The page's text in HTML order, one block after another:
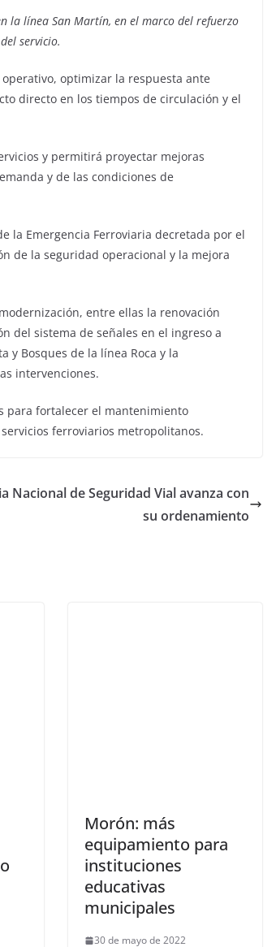
la línea San Martín, en el marco del refuerzo
servicio.
optimizar la respuesta ante
directo en los tiempos de circulación y el
y permitirá proyectar mejoras
y de las condiciones de
la Emergencia Ferroviaria decretada por el
de la seguridad operacional y la mejora
entre ellas la renovación
del sistema de señales en el ingreso a
y Bosques de la línea Roca y la
intervenciones.
para fortalecer el mantenimiento
ferroviarios metropolitanos.
Nacional de Seguridad Vial avanza con
su ordenamiento
Morón: más
equipamiento para
instituciones
educativas
municipales
30 de mayo de 2022